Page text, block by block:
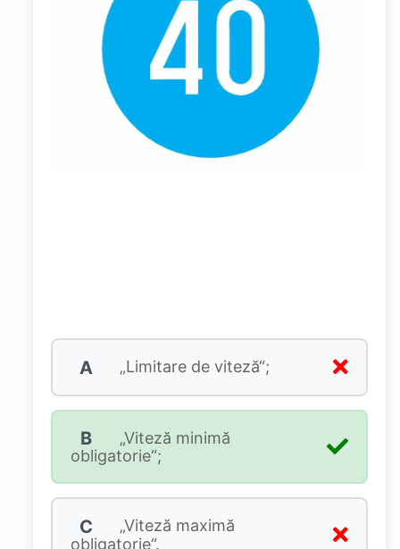
A „Limitare de viteză“;
B
„Viteză minimă
obligatorie“;
C
„Viteză maximă
obligatorie“.